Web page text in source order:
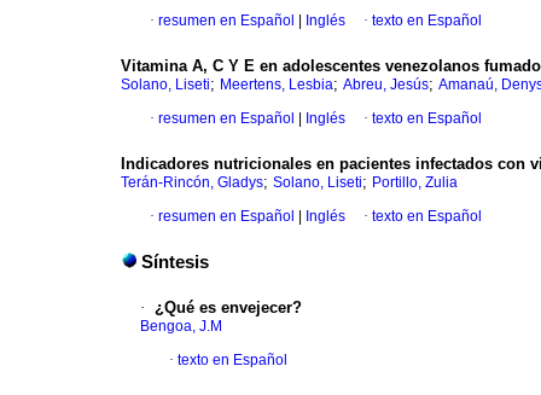
· resumen en Español Inglés · texto en Español
Vitamina A, C Y E en adolescentes venezolanos
Solano, Liseti; Meertens, Lesbia; Abreu, Jesús; Amanaú,
· resumen en Español Inglés · texto en Español
Indicadores nutricionales en pacientes infectados con
Terán-Rincón, Gladys; Solano, Liseti; Portillo, Zulia
· resumen en Español Inglés · texto en Español
Síntesis
· ¿Qué es envejecer?
Bengoa, J.M
· texto en Español